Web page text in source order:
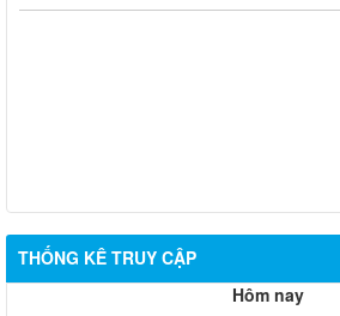
THỐNG KÊ TRUY CẬP
Hôm nay